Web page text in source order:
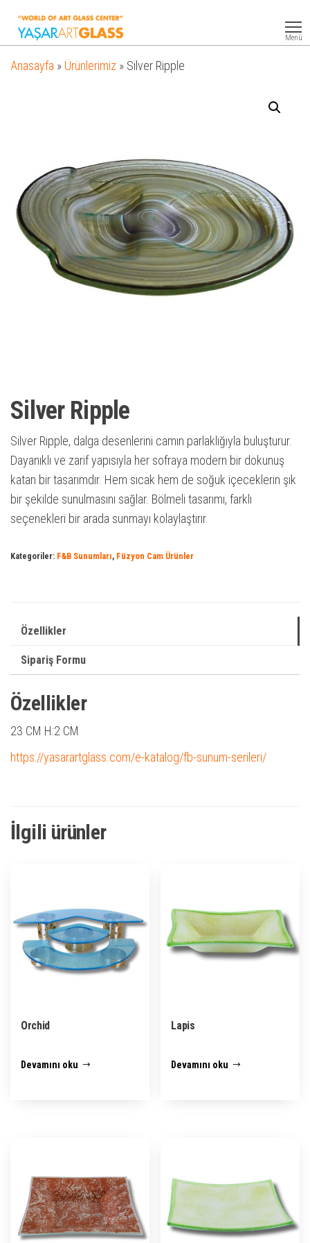
Glass
Menü
Anasayfa » Ürünlerimiz » Silver Ripple
Silver Ripple
Silver Ripple, dalga desenlerini camın parlaklığıyla buluşturur.
Dayanıklı ve zarif yapısıyla her sofraya modern bir dokunuş
katan bir tasarımdır. Hem sıcak hem de soğuk içeceklerin şık
bir şekilde sunulmasını sağlar. Bölmeli tasarımı, farklı
seçenekleri bir arada sunmayı kolaylaştırır.
Kategoriler: F&B Sunumları, Füzyon Cam Ürünler
Özellikler
Sipariş Formu
Özellikler
23 CM H:2 CM
https://yasarartglass.com/e-katalog/fb-sunum-serileri/
İlgili ürünler
Orchid
Devamını oku
Lapis
Devamını oku